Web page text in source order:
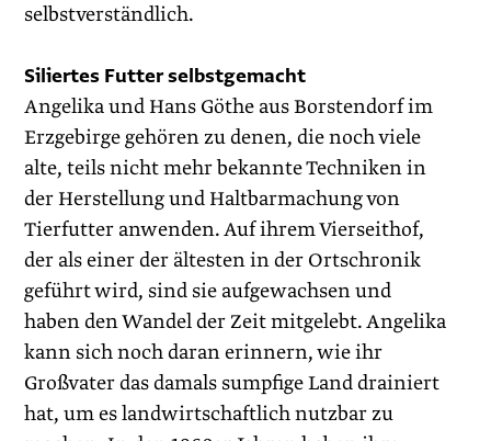
selbstverständlich.
Siliertes Futter selbstgemacht
Angelika und Hans Göthe aus Borstendorf im
Erzgebirge gehören zu denen, die noch viele
alte, teils nicht mehr bekannte Techniken in
der Herstellung und Haltbarmachung von
Tierfutter anwenden. Auf ihrem Vierseithof,
der als einer der ältesten in der Ortschronik
geführt wird, sind sie aufgewachsen und
haben den Wandel der Zeit mitgelebt. Angelika
kann sich noch daran erinnern, wie ihr
Großvater das damals sumpfige Land drainiert
hat, um es landwirtschaftlich nutzbar zu